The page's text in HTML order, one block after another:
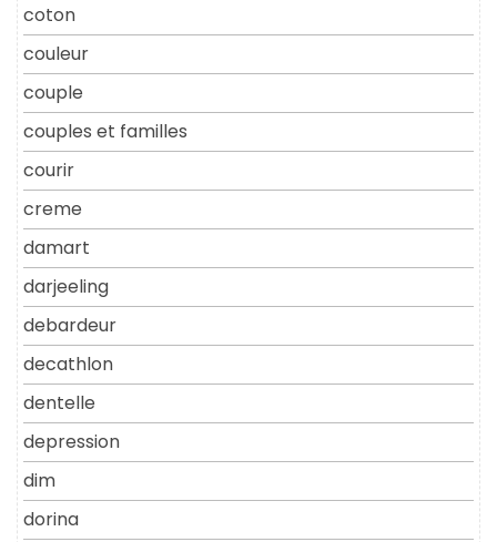
coton
couleur
couple
couples et familles
courir
creme
damart
darjeeling
debardeur
decathlon
dentelle
depression
dim
dorina